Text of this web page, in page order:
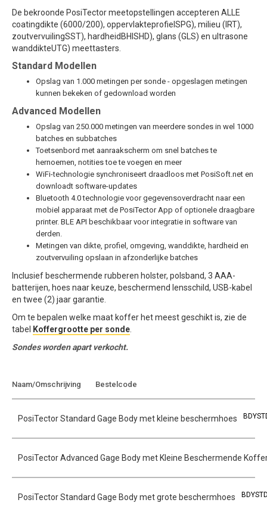
De bekroonde PosiTector meetopstellingen accepteren ALLE
coatingdikte (6000/200), oppervlakteprofielSPG), milieu (IRT),
zoutvervuilingSST), hardheidBHISHD), glans (GLS) en ultrasone
wanddikteUTG) meettasters.
Standard Modellen
Opslag van 1.000 metingen per sonde - opgeslagen metingen
kunnen bekeken of gedownload worden
Advanced Modellen
Opslag van 250.000 metingen van meerdere sondes in wel 1000
batches en subbatches
Toetsenbord met aanraakscherm om snel batches te
hernoemen, notities toe te voegen en meer
WiFi-technologie synchroniseert draadloos met PosiSoft.net en
downloadt software-updates
Bluetooth 4.0 technologie voor gegevensoverdracht naar een
mobiel apparaat met de PosiTector App of optionele draagbare
printer. BLE API beschikbaar voor integratie in software van
derden.
Metingen van dikte, profiel, omgeving, wanddikte, hardheid en
zoutvervuiling opslaan in afzonderlijke batches
Inclusief beschermende rubberen holster, polsband, 3 AAA-
batterijen, hoes naar keuze, beschermend lensschild, USB-kabel
en twee (2) jaar garantie.
Om te bepalen welke maat koffer het meest geschikt is, zie de
tabel
Koffergrootte per sonde
Sondes worden apart verkocht.
Naam/Omschrijving Bestelcode
PosiTector Standard Gage Body met kleine beschermhoes
PosiTector Advanced Gage Body met Kleine Beschermende
PosiTector Standard Gage Body met grote beschermhoes